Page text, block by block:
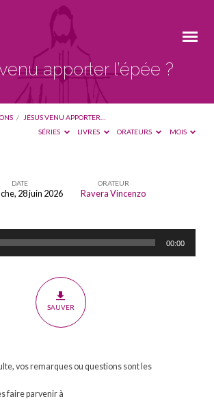
apporter l’épée ?
/
JÉSUS VENU APPORTER…
SÉRIES
LIVRES ORATEURS MOIS
DATE
28 juin 2026
ORATEUR
Ravera Vincenzo
00:00
SAUVER
vos remarques ou questions sont les
faire parvenir à